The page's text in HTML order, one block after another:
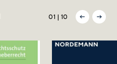
01 | 10